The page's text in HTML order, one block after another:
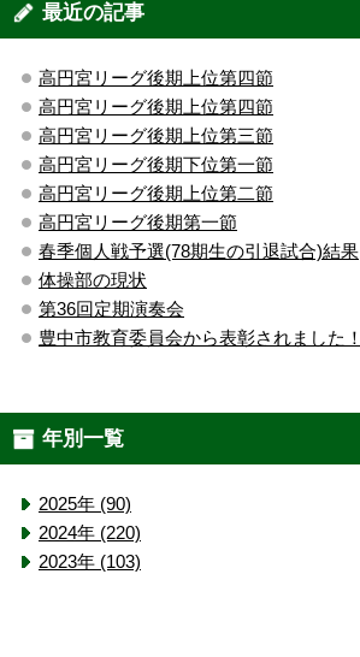
最近の記事
高円宮リーグ後期上位第四節
高円宮リーグ後期上位第四節
高円宮リーグ後期上位第三節
高円宮リーグ後期下位第一節
高円宮リーグ後期上位第二節
高円宮リーグ後期第一節
春季個人戦予選(78期生の引退試合)結果
体操部の現状
第36回定期演奏会
豊中市教育委員会から表彰されました！
年別一覧
2025年 (90)
2024年 (220)
2023年 (103)